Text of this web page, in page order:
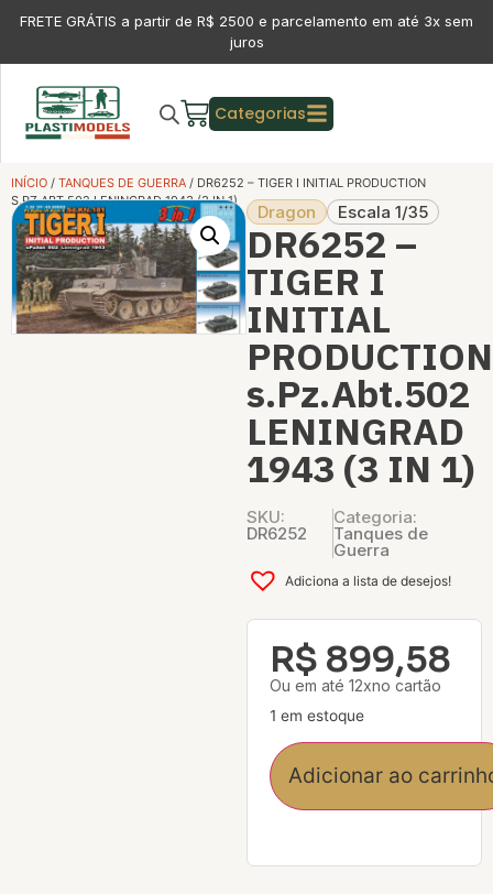
FRETE GRÁTIS a partir de R$ 2500 e parcelamento em até 3x sem
juros
Categorias
INÍCIO / TANQUES DE GUERRA / DR6252 – TIGER I INITIAL PRODUCTION
S.PZ.ABT.502 LENINGRAD 1943 (3 IN 1)
Dragon Escala 1/35
DR6252 –
TIGER I
INITIAL
PRODUCTION
s.Pz.Abt.502
LENINGRAD
1943 (3 IN 1)
SKU:
DR6252
Categoria:
Tanques de
Guerra
Adiciona a lista de desejos!
R$ 899,58
Ou em até 12xno cartão
1 em estoque
Adicionar ao